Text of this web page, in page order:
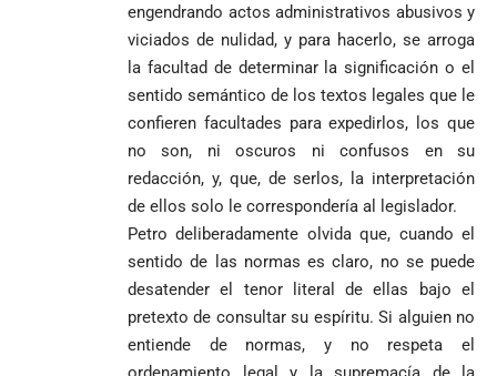
engendrando actos administrativos abusivos y
viciados de nulidad, y para hacerlo, se arroga
la facultad de determinar la significación o el
sentido semántico de los textos legales que le
confieren facultades para expedirlos, los que
no son, ni oscuros ni confusos en su
redacción, y, que, de serlos, la interpretación
de ellos solo le correspondería al legislador.
Petro deliberadamente olvida que, cuando el
sentido de las normas es claro, no se puede
desatender el tenor literal de ellas bajo el
pretexto de consultar su espíritu. Si alguien no
entiende de normas, y no respeta el
Federico
Gutiérrez
envía
documentos
al FBI, DEA y
Congreso
contra la ‘paz
total’ por
presuntos
beneficios a
criminales
Diócesis de
Girardota, Párroco
de Yolombo
Uribe
arremete
contra Petro y
lo
responsabiliza
por la crisis de
la salud en
Colombia
Alemania no
tuvo piedad:
goleó 7-1 a un
valiente
Curazao en su
debut
Sonsón-Rionegro
rechaza fotos
tomadas en
templo de Guarne y
ordena acto de
desagravio